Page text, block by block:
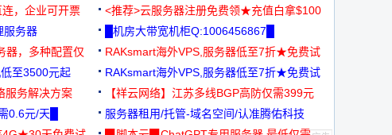
，企业可开票
<推荐>云服务器注册免费领★充值白拿$100
服务器
█机房大带宽机柜Q:1006456867█
器，多种配置仅
RAKsmart海外VPS,服务器低至7折★免费试
用★
至3500元起
RAKsmart海外VPS,服务器低至7折★免费试
用★
服务解决方案
【祥云网络】江苏多线BGP高防仅需399元
0.6元/天█
服务器租用/托管-域名空间/认准腾佑科技